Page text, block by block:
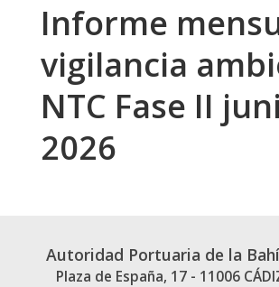
Informe
vigilancia
NTC Fase II
2026
Autoridad Portuaria de la
Plaza de España, 17 - 11006